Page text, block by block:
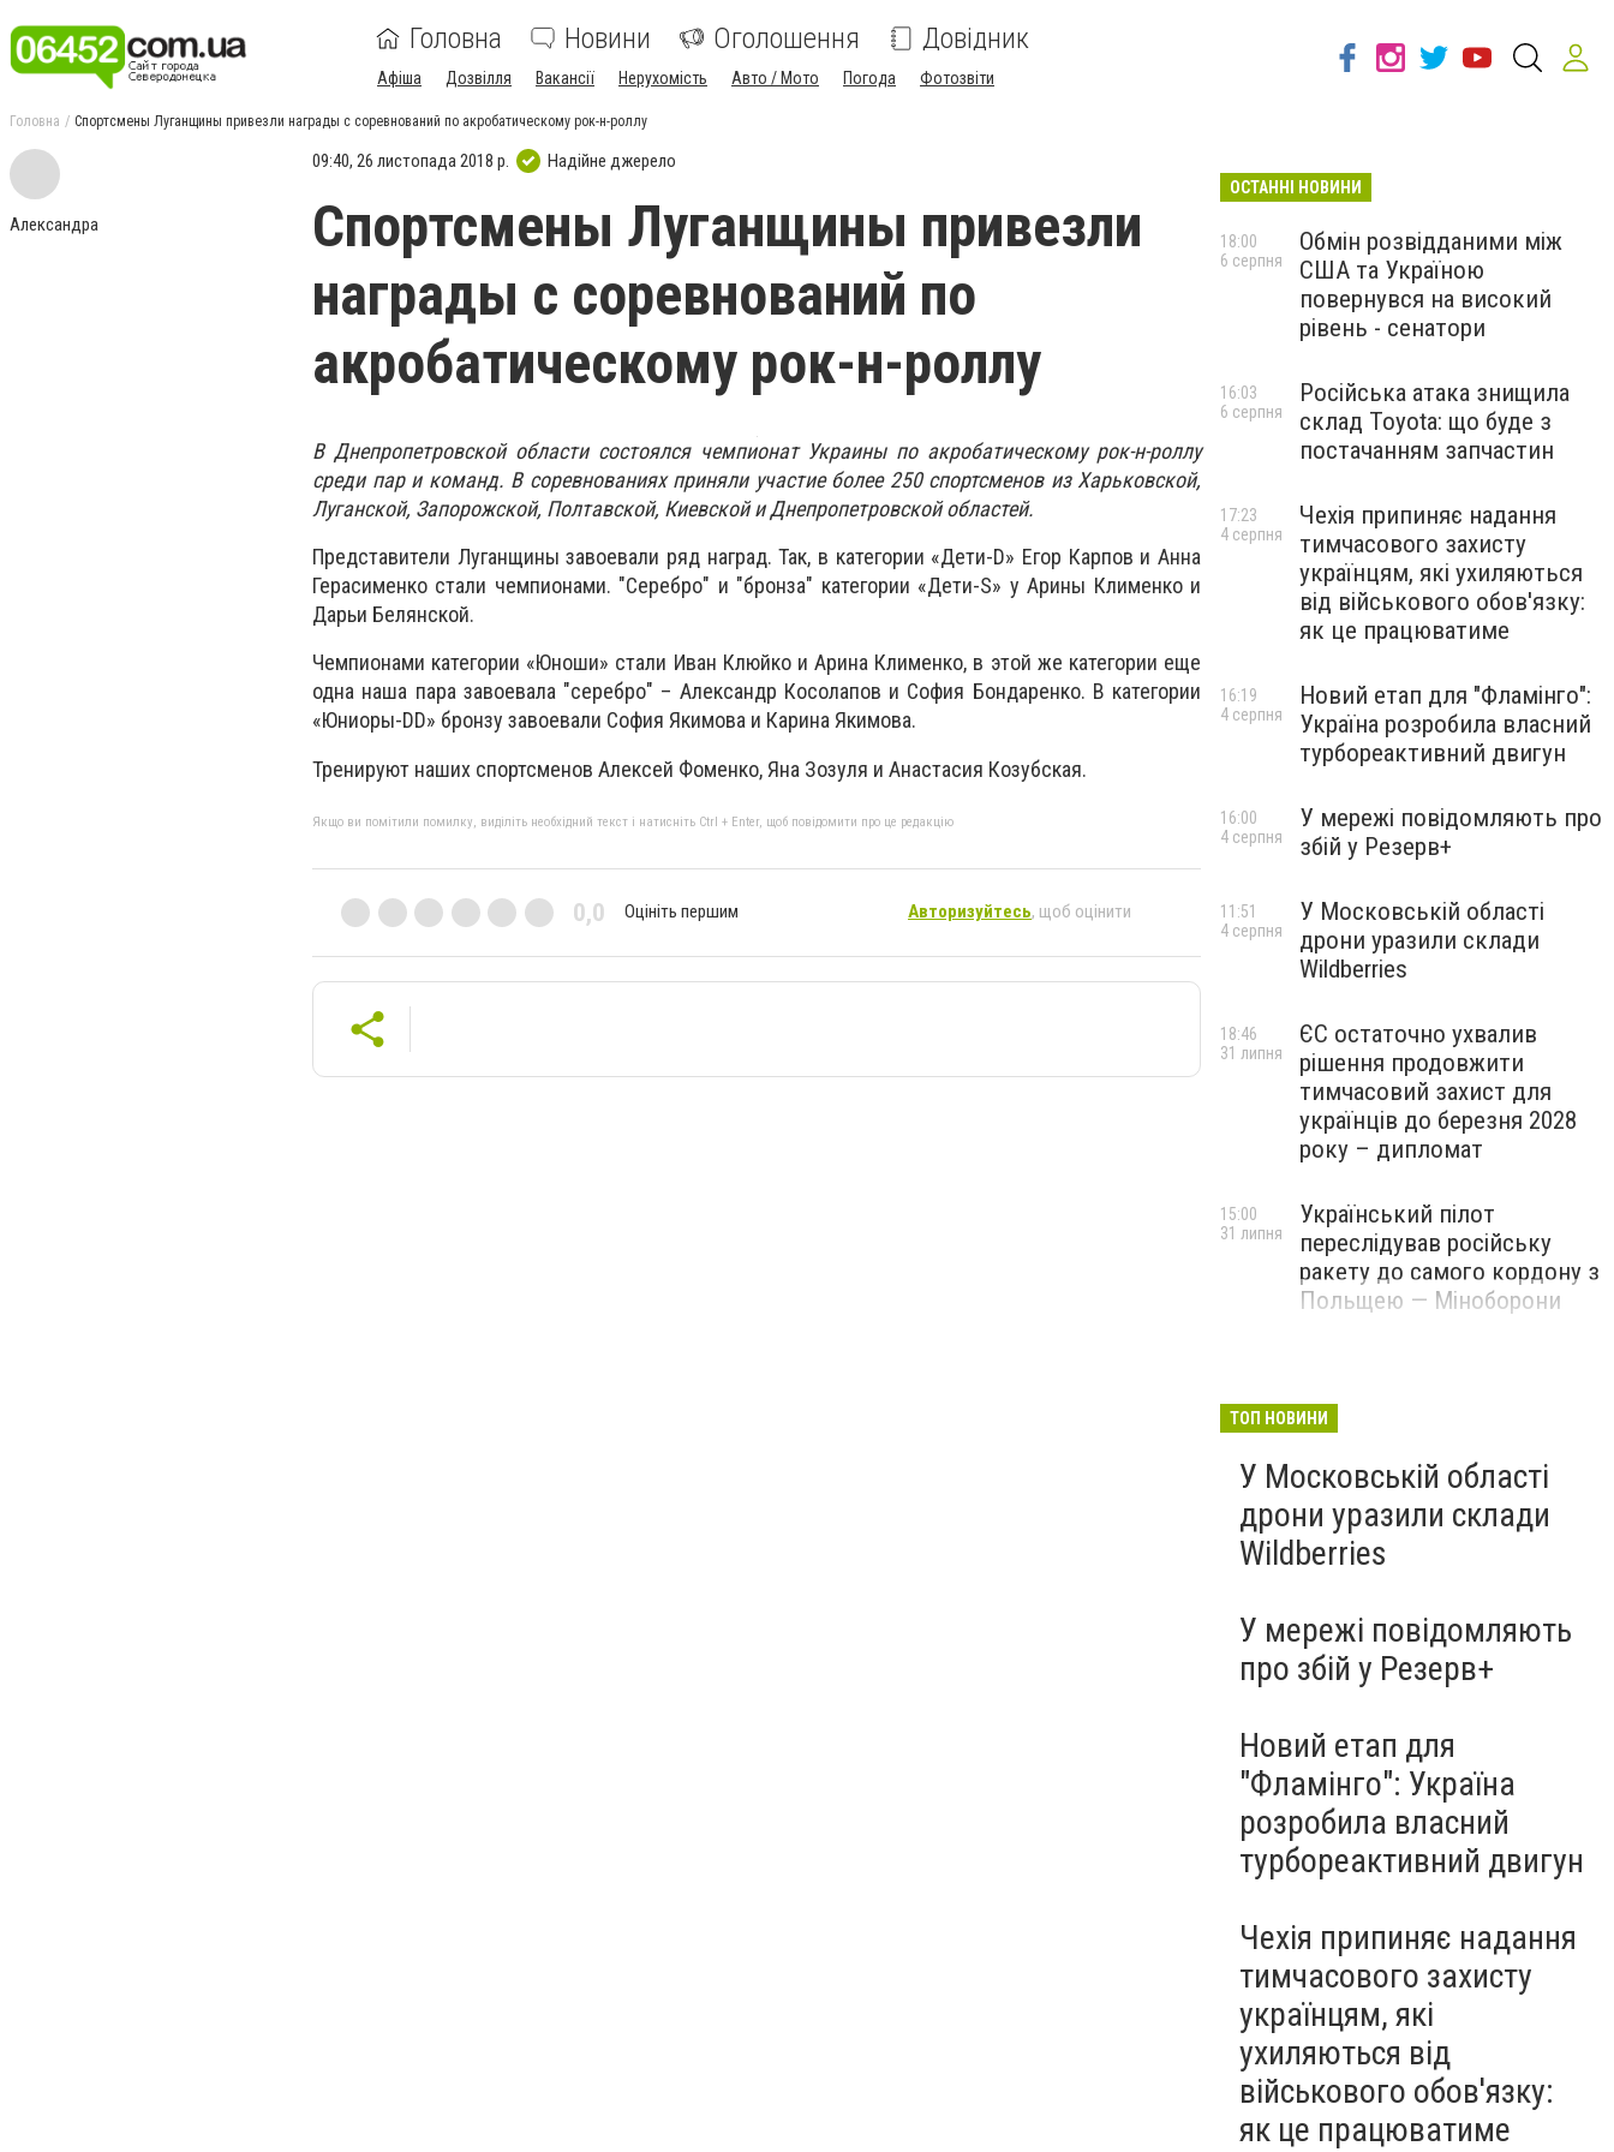
Головна Новини Оголошення Довідник
Афіша Дозвілля Вакансії Нерухомість Авто / Мото Погода Фотозвіти
Головна Спортсмены Луганщины привезли награды с соревнований по акробатическому рок-н-роллу
Александра
09:40, 26 листопада 2018 р. Надійне джерело
Спортсмены Луганщины привезли
награды с соревнований по
акробатическому рок-н-роллу
В Днепропетровской области состоялся чемпионат Украины по акробатическому рок-н-роллу
среди пар и команд. В соревнованиях приняли участие более 250 спортсменов из Харьковской,
Луганской, Запорожской, Полтавской, Киевской и Днепропетровской областей.
Представители Луганщины завоевали ряд наград. Так, в категории «Дети-D» Егор Карпов и Анна
Герасименко стали чемпионами. "Серебро" и "бронза" категории «Дети-S» у Арины Клименко и
Дарьи Белянской.
Чемпионами категории «Юноши» стали Иван Клюйко и Арина Клименко, в этой же категории еще
одна наша пара завоевала "серебро" – Александр Косолапов и София Бондаренко. В категории
«Юниоры-DD» бронзу завоевали София Якимова и Карина Якимова.
Тренируют наших спортсменов Алексей Фоменко, Яна Зозуля и Анастасия Козубская.
Якщо ви помітили помилку, виділіть необхідний текст і натисніть Ctrl + Enter, щоб повідомити про це редакцію
0,0 Оцініть першим Авторизуйтесь, щоб оцінити
ОСТАННІ НОВИНИ
Обмін розвідданими між
США та Україною
повернувся на високий
рівень - сенатори
18:00
6 серпня
Російська атака знищила
склад Toyota: що буде з
постачанням запчастин
16:03
6 серпня
Чехія припиняє надання
тимчасового захисту
українцям, які ухиляються
від військового обов'язку:
як це працюватиме
17:23
4 серпня
Новий етап для "Фламінго":
Україна розробила власний
турбореактивний двигун
16:19
4 серпня
У мережі повідомляють про
збій у Резерв+
16:00
4 серпня
У Московській області
дрони уразили склади
Wildberries
11:51
4 серпня
ЄС остаточно ухвалив
рішення продовжити
тимчасовий захист для
українців до березня 2028
року – дипломат
18:46
31 липня
Український пілот
переслідував російську
ракету до самого кордону з
Польщею — Міноборони
15:00
31 липня
ТОП НОВИНИ
У Московській області
дрони уразили склади
Wildberries
У мережі повідомляють
про збій у Резерв+
Новий етап для
"Фламінго": Україна
розробила власний
турбореактивний двигун
Чехія припиняє надання
тимчасового захисту
українцям, які
ухиляються від
військового обов'язку:
як це працюватиме